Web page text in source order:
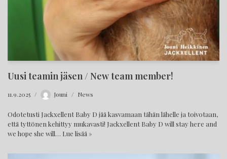
Uusi teamin jäsen / New team member!
11.9.2025 Jouni News
Odotetusti Jackxellent Baby D jää kasvamaan tähän lähelle ja toivotaan,
että tyttönen kehittyy mukavasti! Jackxellent Baby D will stay here and
we hope she will… Lue lisää »